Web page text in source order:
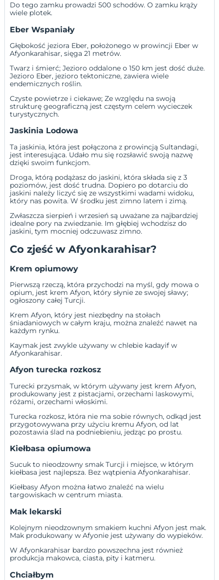
Do tego zamku prowadzi 500 schodów. O zamku krąży
wiele plotek.
Eber Wspaniały
Głębokość jeziora Eber, położonego w prowincji Eber w
Afyonkarahisar, sięga 21 metrów.
Twarz i śmierć; Jezioro oddalone o 150 km jest dość duże.
Jezioro Eber, jezioro tektoniczne, zawiera wiele
endemicznych roślin.
Czyste powietrze i ciekawe; Ze względu na swoją
strukturę geograficzną jest częstym celem wycieczek
turystycznych.
Jaskinia Lodowa
Ta jaskinia, która jest połączona z prowincją Sultandagi,
jest interesująca. Udało mu się rozsławić swoją nazwę
dzięki swoim funkcjom.
Droga, którą podążasz do jaskini, która składa się z 3
poziomów, jest dość trudna. Dopiero po dotarciu do
jaskini należy liczyć się ze wszystkimi wadami widoku,
który nas powita. W środku jest zimno latem i zimą.
Zwłaszcza sierpień i wrzesień są uważane za najbardziej
idealne pory na zwiedzanie. Im głębiej wchodzisz do
jaskini, tym mocniej odczuwasz zimno.
Co zjeść w Afyonkarahisar?
Krem opiumowy
Pierwszą rzeczą, która przychodzi na myśl, gdy mowa o
opium, jest krem Afyon, który słynie ze swojej sławy;
ogłoszony całej Turcji.
Krem Afyon, który jest niezbędny na stołach
śniadaniowych w całym kraju, można znaleźć nawet na
każdym rynku.
Kaymak jest zwykle używany w chlebie kadayif w
Afyonkarahisar.
Afyon turecka rozkosz
Turecki przysmak, w którym używany jest krem Afyon,
produkowany jest z pistacjami, orzechami laskowymi,
różami, orzechami włoskimi.
Turecka rozkosz, która nie ma sobie równych, odkąd jest
przygotowywana przy użyciu kremu Afyon, od lat
pozostawia ślad na podniebieniu, jedząc po prostu.
Kiełbasa opiumowa
Sucuk to nieodzowny smak Turcji i miejsce, w którym
kiełbasa jest najlepsza. Bez wątpienia Afyonkarahisar.
Kiełbasy Afyon można łatwo znaleźć na wielu
targowiskach w centrum miasta.
Mak lekarski
Kolejnym nieodzownym smakiem kuchni Afyon jest mak.
Mak produkowany w Afyonie jest używany do wypieków.
W Afyonkarahisar bardzo powszechna jest również
produkcja makowca, ciasta, pity i katmeru.
Chciałbym